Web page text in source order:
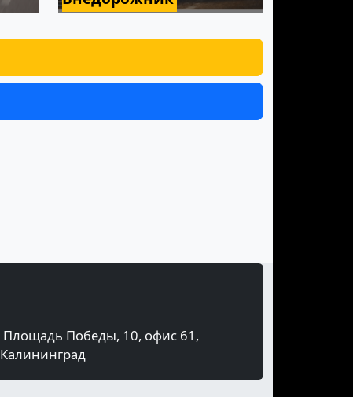
Площадь Победы, 10, офис 61,
Калининград